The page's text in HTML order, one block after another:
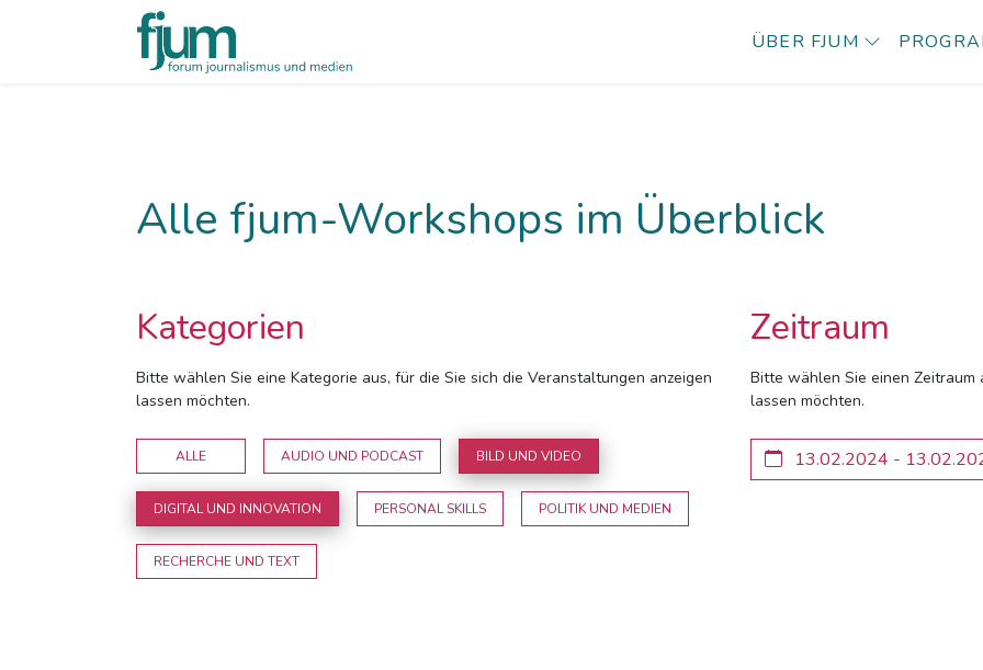
ÜBER FJUM
Alle fjum-Workshops im Überblick
Kategorien
Bitte wählen Sie eine Kategorie aus, für die Sie sich die Veranstaltungen anzeigen
lassen möchten.
ALLE AUDIO UND PODCAST BILD UND VIDEO
DIGITAL UND INNOVATION PERSONAL SKILLS POLITIK UND MEDIEN
RECHERCHE UND TEXT
Zeitraum
Bitte wählen Sie einen Zeitraum
lassen möchten.